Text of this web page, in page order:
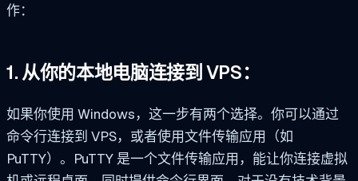
作：
1. 从你的本地电脑连接到 VPS：
如果你使用 Windows，这一步有两个选择。你可以通过
命令行连接到 VPS，或者使用文件传输应用（如
PuTTY）。PuTTY 是一个文件传输应用，能让你连接虚拟